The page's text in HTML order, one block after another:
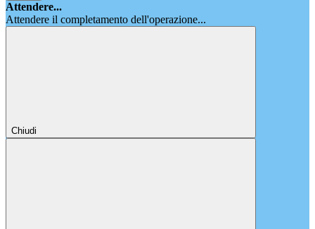
Attendere...
Attendere il completamento dell'operazione...
Chiudi